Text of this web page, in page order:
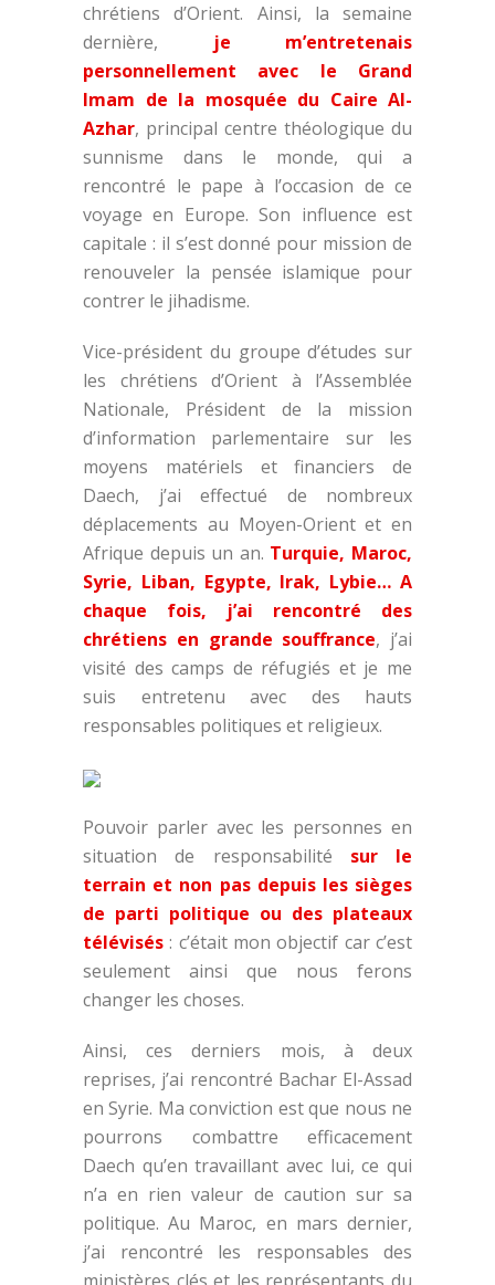
chrétiens d’Orient. Ainsi, la semaine
dernière,
je m’entretenais
personnellement avec le Grand
Imam de la mosquée du Caire Al-
Azhar, principal centre théologique du
sunnisme dans le monde, qui a
rencontré le pape à l’occasion de ce
voyage en Europe. Son influence est
capitale : il s’est donné pour mission de
renouveler la pensée islamique pour
contrer le jihadisme.
Vice-président du groupe d’études sur
les chrétiens d’Orient à l’Assemblée
Nationale, Président de la mission
d’information parlementaire sur les
moyens matériels et financiers de
Daech, j’ai effectué de nombreux
déplacements au Moyen-Orient et en
Afrique depuis un an. Turquie, Maroc,
Syrie, Liban, Egypte, Irak, Lybie… A
chaque fois, j’ai rencontré des
chrétiens en grande souffrance, j’ai
visité des camps de réfugiés et je me
suis entretenu avec des hauts
responsables politiques et religieux.
Pouvoir parler avec les personnes en
situation de responsabilité sur le
terrain et non pas depuis les sièges
de parti politique ou des plateaux
télévisés : c’était mon objectif car c’est
seulement ainsi que nous ferons
changer les choses.
Ainsi, ces derniers mois, à deux
reprises, j’ai rencontré Bachar El-Assad
en Syrie. Ma conviction est que nous ne
pourrons combattre efficacement
Daech qu’en travaillant avec lui, ce qui
n’a en rien valeur de caution sur sa
politique. Au Maroc, en mars dernier,
j’ai rencontré les responsables des